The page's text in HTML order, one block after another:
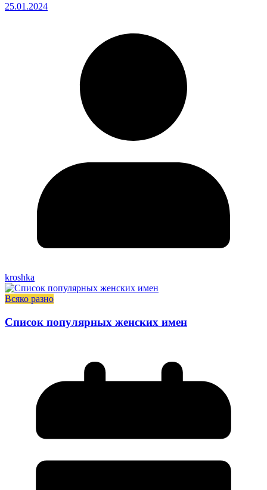
25.01.2024
kroshka
Всяко разно
Список популярных женских имен